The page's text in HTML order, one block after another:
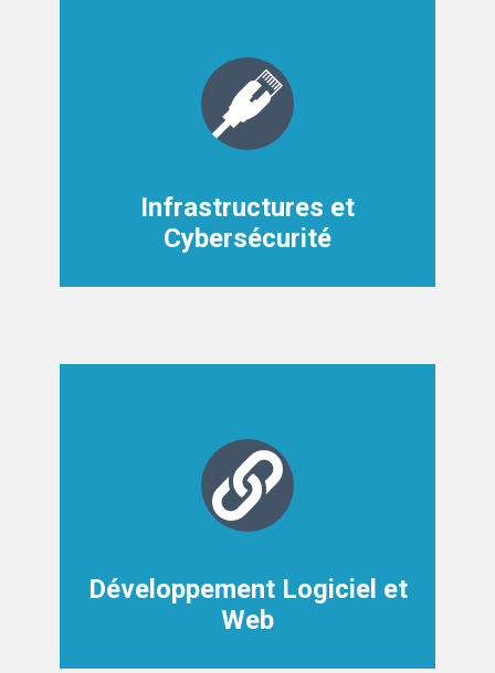
Infrastructures et
Cybersécurité
Développement Logiciel et
Web